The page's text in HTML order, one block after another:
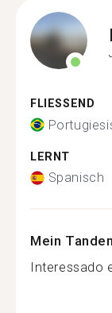
FLIESSEND
LERNT
Spanisch
Mein
Interessado